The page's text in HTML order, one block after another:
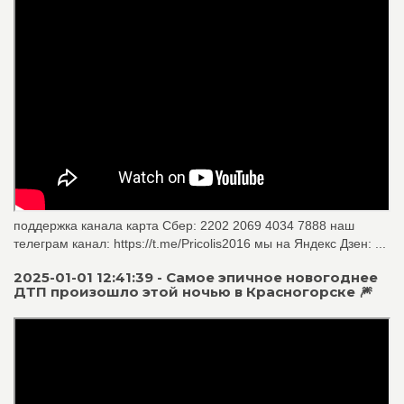
поддержка канала карта Сбер: 2202 2069 4034 7888 наш
телеграм канал: https://t.me/Pricolis2016 мы на Яндекс Дзен: ...
2025-01-01 12:41:39 - Самое эпичное новогоднее
ДТП произошло этой ночью в Красногорске 🎆